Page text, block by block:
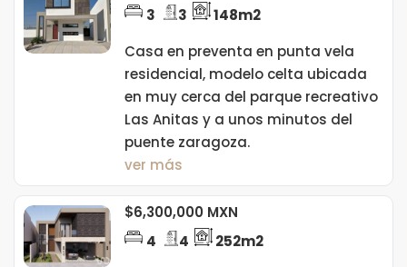
3
3
148m2
Casa en preventa en punta vela
residencial, modelo celta ubicada
en muy cerca del parque recreativo
Las Anitas y a unos minutos del
puente zaragoza.
ver más
$6,300,000 MXN
4
4
252m2